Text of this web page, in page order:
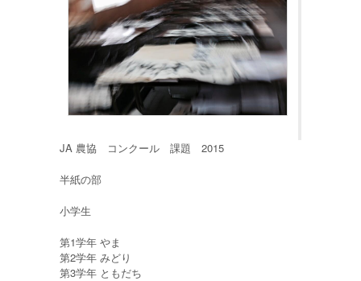
JA 農協 コンクール 課題 2015
半紙の部
小学生
第1学年 やま
第2学年 みどり
第3学年 ともだち